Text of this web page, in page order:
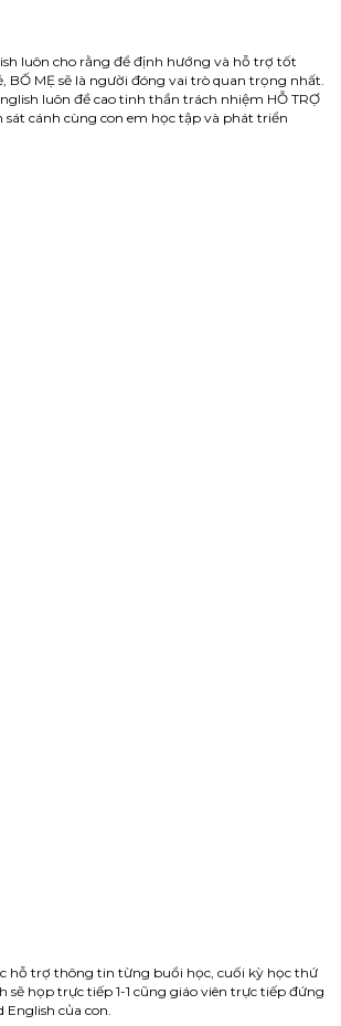
luôn cho rằng để định hướng và hỗ trợ tốt
BỐ MẸ sẽ là người đóng vai trò quan trọng nhất.
luôn đề cao tinh thần trách nhiệm HỖ TRỢ
sát cánh cùng con em học tập và phát triển
hỗ trợ thông tin từng buổi học, cuối kỳ học thứ
sẽ họp trực tiếp 1-1 cũng giáo viên trực tiếp đứng
English của con.